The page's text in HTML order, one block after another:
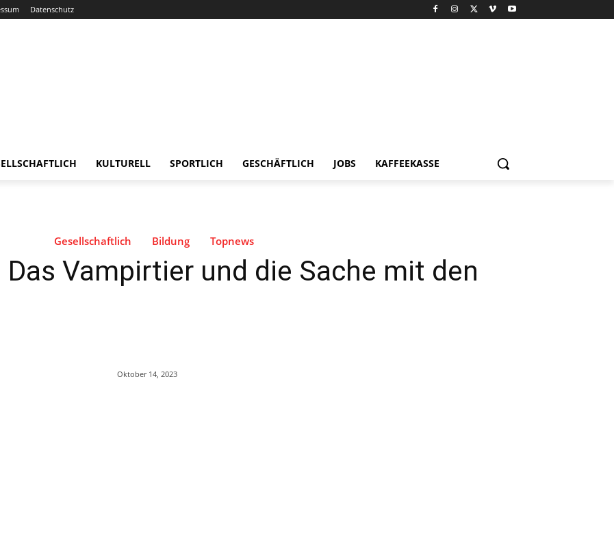
Datenschutz
KULTURELL SPORTLICH GESCHÄFTLICH JOBS KAFFEEKASSE
Gesellschaftlich Bildung Topnews
Vampirtier und die Sache mit den
Oktober 14, 2023